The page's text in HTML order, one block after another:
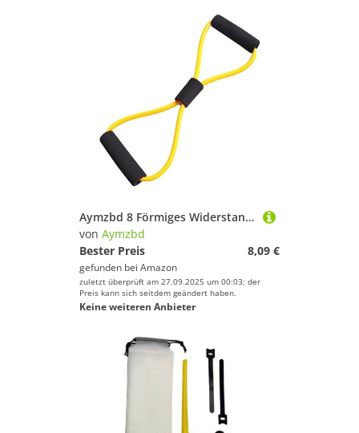
Aymzbd 8 Förmiges Widerstandsband, Übungsschlauchband, Arme, Fitness Klimmzugausrüstung, Brustexpander, für, Bodybuilding, Frauen Und Männer, GELB
von Aymzbd
Bester Preis
8,09 €
gefunden bei Amazon
zuletzt überprüft am 27.09.2025 um 00:03; der
Preis kann sich seitdem geändert haben.
Keine weiteren Anbieter